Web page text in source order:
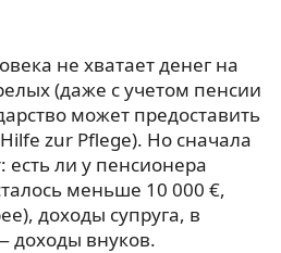
не хватает денег на
(даже с учетом пенсии
может предоставить
zur Pflege). Но сначала
есть ли у пенсионера
меньше 10 000 €,
доходы супруга, в
доходы внуков.